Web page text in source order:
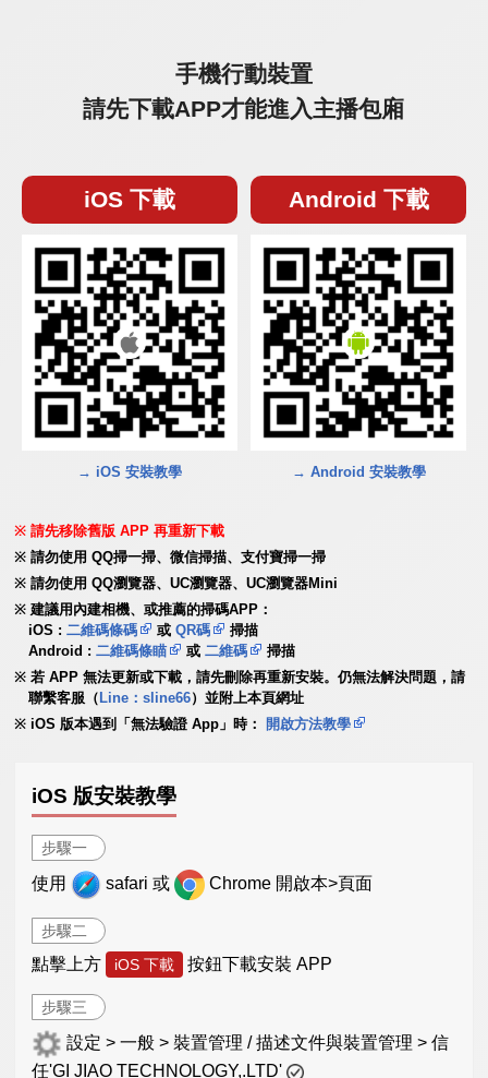
手機行動裝置
請先下載APP才能進入主播包廂
iOS 下載
→ iOS 安裝教學
Android 下載
→ Android 安裝教學
請先移除舊版 APP 再重新下載
請勿使用 QQ掃一掃、微信掃描、支付寶掃一掃
請勿使用 QQ瀏覽器、UC瀏覽器、UC瀏覽器Mini
建議用內建相機、或推薦的掃碼APP：
iOS :二維碼條碼 或QR碼
掃描
Android :二維碼條瞄 或二維碼
掃描
若 APP 無法更新或下載，請先刪除再重新安裝。仍無法解決問題，請
聯繫客服（ Line：sline66）並附上本頁網址
iOS 版本遇到「無法驗證 App」時：
開啟方法教學
iOS 版安裝教學
步驟一
使用 safari 或 Chrome 開啟本>頁面
步驟二
點擊上方 iOS 下載 按鈕下載安裝 APP
步驟三
設定 > 一般 > 裝置管理 / 描述文件與裝置管理 > 信
任'GI JIAO TECHNOLOGY,.LTD'